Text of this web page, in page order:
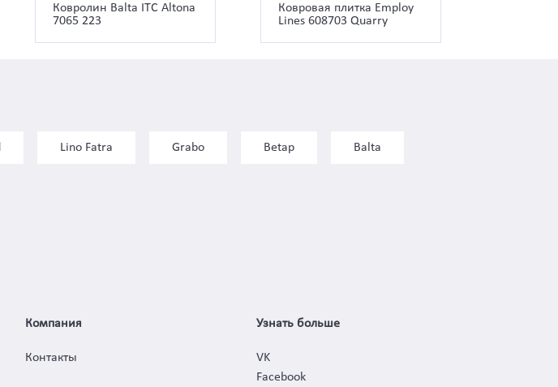
Ковролин Balta ITC Altona
7065 223
Ковровая плитка Employ
Lines 608703 Quarry
Lino Fatra Grabo Betap Balta
Компания
Контакты
Узнать больше
VK
Facebook